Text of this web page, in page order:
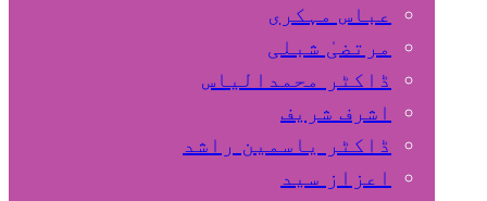
عباس مہکری
مرتضیٰ شبلی
ڈاکٹر محمدالیاس
اشرف شریف
ڈاکٹر یاسمین راشد
اعزاز سید